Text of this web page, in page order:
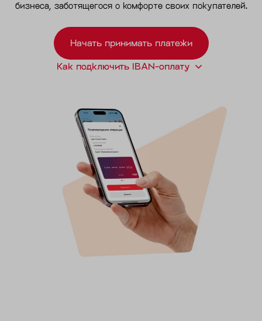
бизнеса, заботящегося о комфорте своих покупателей.
Начать принимать платежи
Как подключить IBAN-оплату